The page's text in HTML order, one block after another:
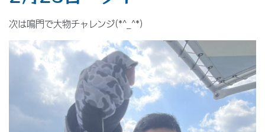
次は鳴門で大物チャレンジ(*^_^*)